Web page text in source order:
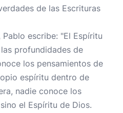
de las Escrituras
Pablo escribe: "El Espíritu
profundidades de
los pensamientos de
espíritu dentro de
nadie conoce los
el Espíritu de Dios.